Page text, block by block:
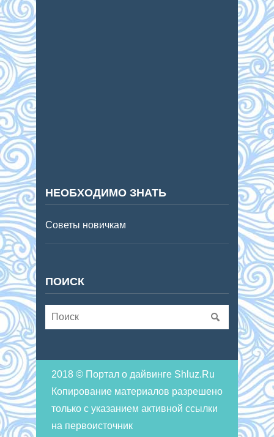
НЕОБХОДИМО ЗНАТЬ
Советы новичкам
ПОИСК
2018 © Портал о дайвинге Shluz.Ru
Копирование материалов разрешено
только с указанием активной ссылки
на первоисточник